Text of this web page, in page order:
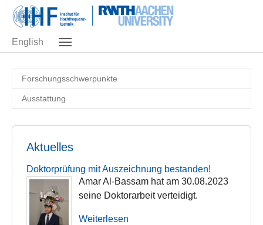
Skip to main navigation
Zum Hauptinhalt springen
Skip to page footer
English
Forschungsschwerpunkte
Ausstattung
Aktuelles
Doktorprüfung mit Auszeichnung bestanden!
Amar Al-Bassam hat am 30.08.2023
seine Doktorarbeit verteidigt.
Weiterlesen